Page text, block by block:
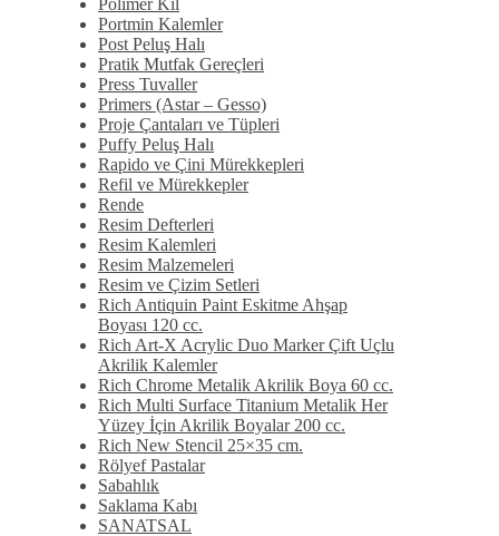
Portmin Kalemler
Post Peluş Halı
Pratik Mutfak Gereçleri
Press Tuvaller
Primers (Astar – Gesso)
Proje Çantaları ve Tüpleri
Puffy Peluş Halı
Rapido ve Çini Mürekkepleri
Refil ve Mürekkepler
Rende
Resim Defterleri
Resim Kalemleri
Resim Malzemeleri
Resim ve Çizim Setleri
Rich Antiquin Paint Eskitme Ahşap
Boyası 120 cc.
Rich Art-X Acrylic Duo Marker Çift Uçlu
Akrilik Kalemler
Rich Chrome Metalik Akrilik Boya 60 cc.
Rich Multi Surface Titanium Metalik Her
Yüzey İçin Akrilik Boyalar 200 cc.
Rich New Stencil 25×35 cm.
Rölyef Pastalar
Sabahlık
Saklama Kabı
SANATSAL